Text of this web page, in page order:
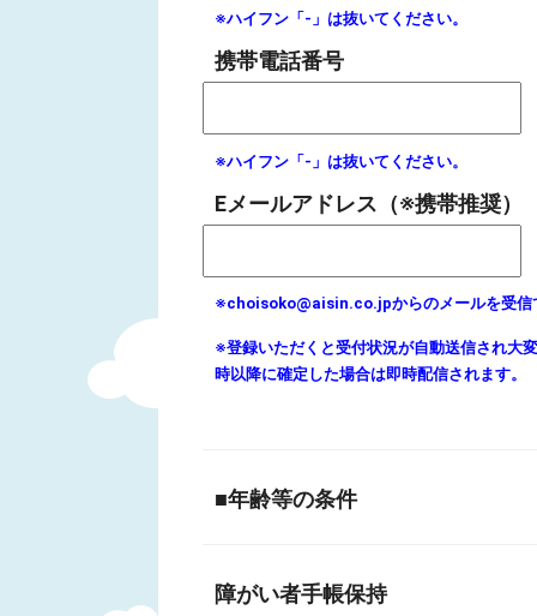
※ハイフン「-」は抜いてください。
携帯電話番号
※ハイフン「-」は抜いてください。
Eメールアドレス（※携帯推奨）
※choisoko@aisin.co.jpからのメールを受信
※登録いただくと受付状況が自動送信され大
時以降に確定した場合は即時配信されます。
■年齢等の条件
障がい者手帳保持